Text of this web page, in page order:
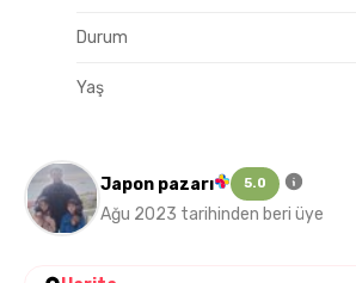
Durum
Yaş
Japon pazarı 5.0
Ağu 2023 tarihinden beri üye